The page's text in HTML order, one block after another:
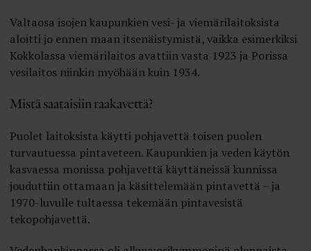
Valtaosa isojen kaupunkien vesi- ja viemärilaitoksista
aloitti jo ennen maan itsenäistymistä, vaikka esimerkiksi
Kokkolassa viemärilaitos avattiin vasta 1923 ja Porissa
vesilaitos niinkin myöhään kuin 1934.
Mistä saataisiin raakavettä?
Puolet laitoksista käytti pohjavettä toisen puolen
turvautuessa pintaveteen. Kaupunkien ja veden käytön
kasvaessa monissa pohjavettä käyttäneissä kunnissa
jouduttiin ottamaan ja käsittelemään pintavettä – ja
1970-luvulle tultaessa tekemään pintavesistä
tekopohjavettä.